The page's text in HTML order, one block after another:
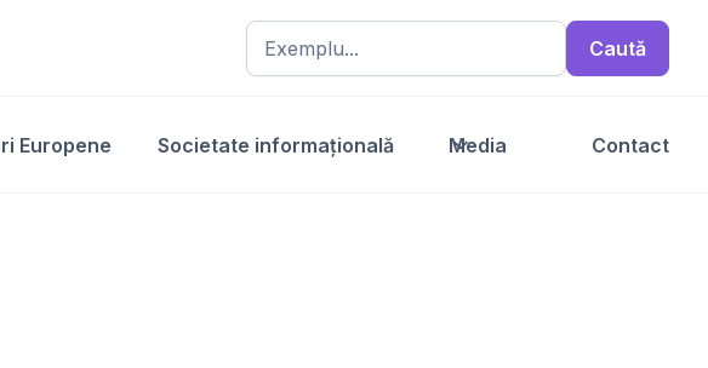
Europene Societate informațională Media Contact